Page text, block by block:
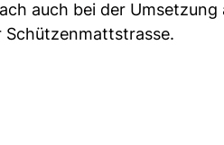
auch bei der
Schützenmattstrasse.